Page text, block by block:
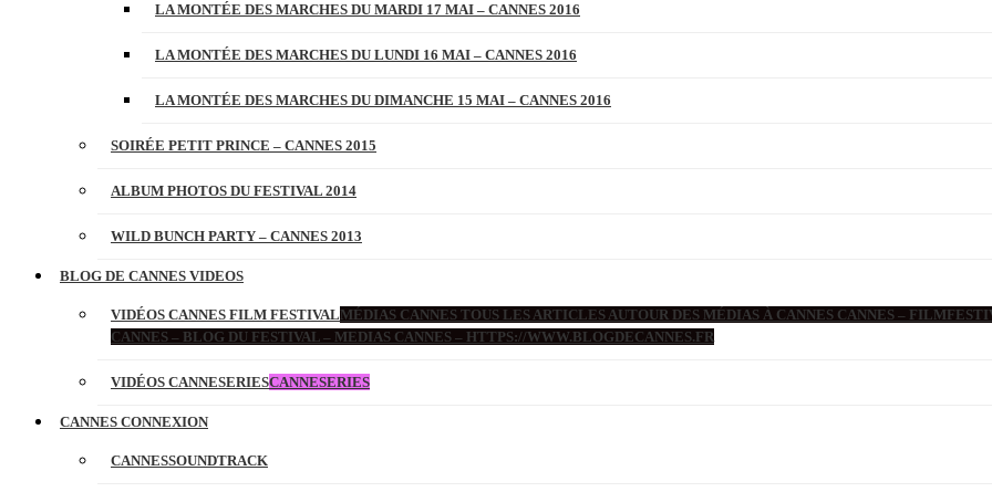
LA MONTÉE DES MARCHES DU MARDI 17 MAI – CANNES 2016
LA MONTÉE DES MARCHES DU LUNDI 16 MAI – CANNES 2016
LA MONTÉE DES MARCHES DU DIMANCHE 15 MAI – CANNES 2016
SOIRÉE PETIT PRINCE – CANNES 2015
ALBUM PHOTOS DU FESTIVAL 2014
WILD BUNCH PARTY – CANNES 2013
BLOG DE CANNES VIDEOS
VIDÉOS CANNES FILM FESTIVALMÉDIAS CANNES TOUS LES ARTICLES AUTOUR DES MÉDIAS À CANNES CANNES –
CANNES – BLOG DU FESTIVAL – MEDIAS CANNES – HTTPS://WWW.BLOGDECANNES.FR
VIDÉOS CANNESERIESCANNESERIES
CANNES CONNEXION
CANNESSOUNDTRACK